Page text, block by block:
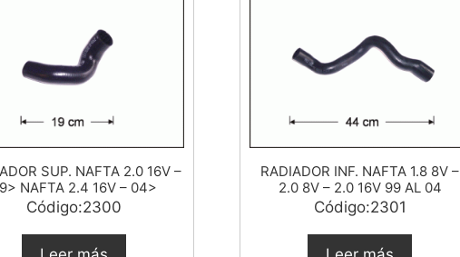
SUP. NAFTA 2.0 16V –
NAFTA 2.4 16V – 04>
Código:2300
RADIADOR INF. NAFTA 1.8 8V –
2.0 8V – 2.0 16V 99 AL 04
Código:2301